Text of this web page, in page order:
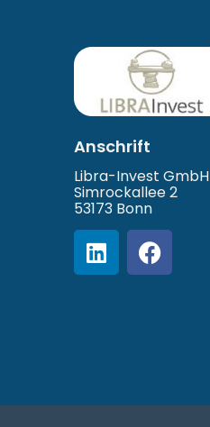
Anschrift
Libra-Invest GmbH
Simrockallee 2
53173 Bonn